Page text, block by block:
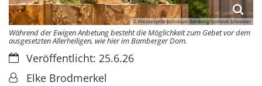
© Pressestelle Erzbistum Bamberg/Dominik Schreiner
Während der Ewigen Anbetung besteht die Möglichkeit zum Gebet vor dem
ausgesetzten Allerheiligen, wie hier im Bamberger Dom.
Datum:Veröffentlicht: 25.6.26
Von:Elke Brodmerkel